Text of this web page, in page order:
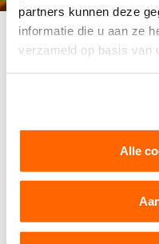
partners kunnen deze
informatie die u aan ze
verzameld op basis van
Alle
© 2026 Kruikenstad. Product
Colofon Cookies